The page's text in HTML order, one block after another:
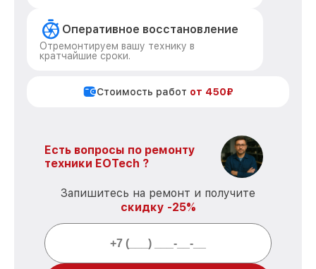
Оперативное восстановление
Отремонтируем вашу технику в
кратчайшие сроки.
Стоимость работ от 450₽
Есть вопросы по ремонту
техники EOTech ?
Запишитесь на ремонт и получите
скидку -25%